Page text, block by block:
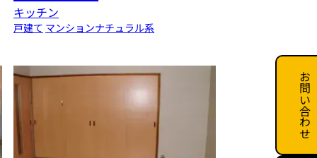
キッチン
戸建て マンションナチュラル系
お問い合わせ